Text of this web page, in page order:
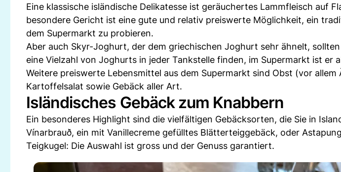
Eine klassische isländische Delikatesse ist geräuchertes Lammfleisch auf
besondere Gericht ist eine gute und relativ preiswerte Möglichkeit, ein
dem Supermarkt zu probieren.
Aber auch Skyr-Joghurt, der dem griechischen Joghurt sehr ähnelt,
eine Vielzahl von Joghurts in jeder Tankstelle finden, im Supermarkt ist er
Weitere preiswerte Lebensmittel aus dem Supermarkt sind Obst (vor
Kartoffelsalat sowie Gebäck aller Art.
Isländisches Gebäck zum Knabbern
Ein besonderes Highlight sind die vielfältigen Gebäcksorten, die Sie in
Vínarbrauð, ein mit Vanillecreme gefülltes Blätterteiggebäck, oder
Teigkugel: Die Auswahl ist gross und der Genuss garantiert.